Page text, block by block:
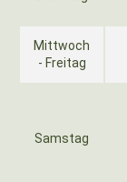
Mittwoch
- Freitag
Samstag